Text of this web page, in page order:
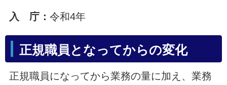
入 庁： 令和4年
正規職員となってからの変化
正規職員になってから業務の量に加え、業務